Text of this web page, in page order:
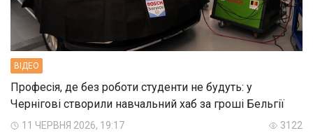
ВIДЕО
Професія, де без роботи студенти не будуть: у
Чернігові створили навчальний хаб за гроші Бельгії
11 ЧЕРВНЯ 2026, 19:17 3122